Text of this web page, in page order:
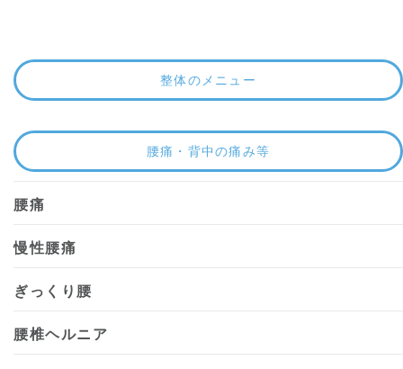
整体のメニュー
腰痛・背中の痛み等
腰痛
慢性腰痛
ぎっくり腰
腰椎ヘルニア